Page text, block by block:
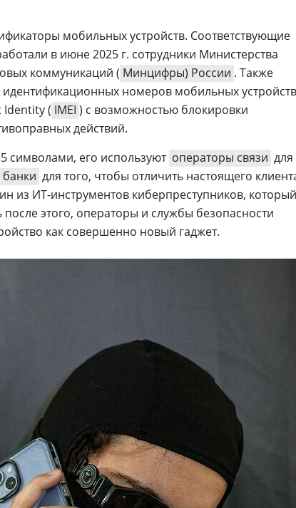
мобильных устройств. Соответствующие
в июне 2025 г. сотрудники Министерства
коммуникаций ( Минцифры) России . Также
идентификационных номеров мобильных устройств
Identity ( IMEI ) с возможностью блокировки
действий.
символами, его используют операторы связи для
банки для того, чтобы отличить настоящего
из ИТ-инструментов киберпреступников, который
после этого, операторы и службы безопасности
как совершенно новый гаджет.